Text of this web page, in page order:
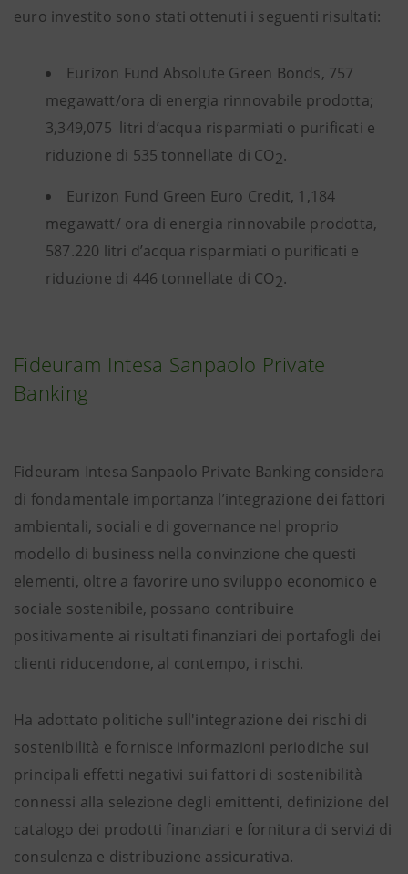
euro investito sono stati ottenuti i seguenti risultati:
Eurizon Fund Absolute Green Bonds, 757
megawatt/ora di energia rinnovabile prodotta;
3,349,075 litri d’acqua risparmiati o purificati e
riduzione di 535 tonnellate di CO2.
Eurizon Fund Green Euro Credit, 1,184
megawatt/ ora di energia rinnovabile prodotta,
587.220 litri d’acqua risparmiati o purificati e
riduzione di 446 tonnellate di CO2.
Fideuram Intesa Sanpaolo Private
Banking
Fideuram Intesa Sanpaolo Private Banking considera
di fondamentale importanza l’integrazione dei fattori
ambientali, sociali e di governance nel proprio
modello di business nella convinzione che questi
elementi, oltre a favorire uno sviluppo economico e
sociale sostenibile, possano contribuire
positivamente ai risultati finanziari dei portafogli dei
clienti riducendone, al contempo, i rischi.
Ha adottato politiche sull'integrazione dei rischi di
sostenibilità e fornisce informazioni periodiche sui
principali effetti negativi sui fattori di sostenibilità
connessi alla selezione degli emittenti, definizione del
catalogo dei prodotti finanziari e fornitura di servizi di
consulenza e distribuzione assicurativa.